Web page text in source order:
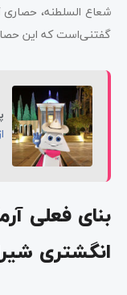
شعاع السلطنه، حصاری
گفتنی‌است که این
بنای فعلی
انگشتری